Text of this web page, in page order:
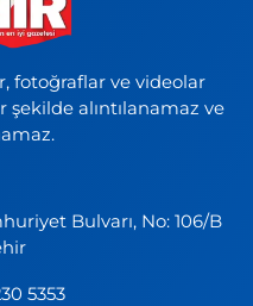
fotoğraflar ve videolar
alıntılanamaz ve
Bulvarı, No: 106/B
5353